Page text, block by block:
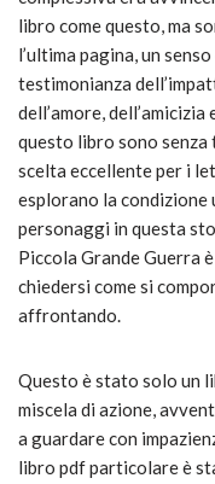
libro come questo, ma
l’ultima pagina, un
testimonianza
dell’amore,
questo libro sono senza
scelta eccellente per i
esplorano la condizione
personaggi in questa
Piccola Grande Guerra
chiedersi come si
affrontando.
Questo è stato solo un
miscela di azione,
a guardare con
libro pdf particolare è